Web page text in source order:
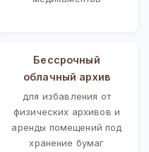
Бессрочный
облачный архив
для избавления от
физических архивов и
аренды помещений под
хранение бумаг